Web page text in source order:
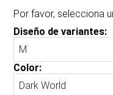
Por favor, selecciona
Diseño de variantes:
Color: